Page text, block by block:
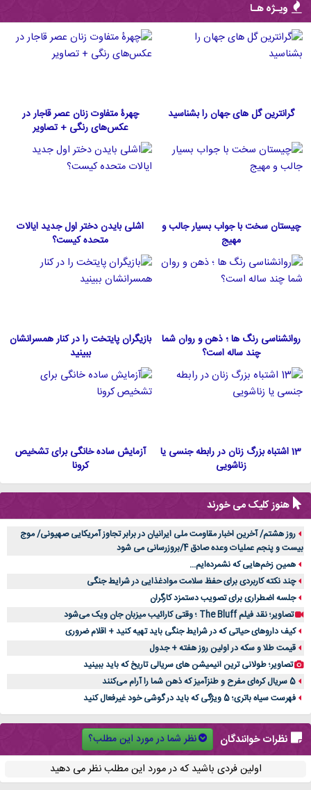
ویـژه هـا
گرانترین گل های جهان را بشناسید
چهرۀ متفاوت زنان عصر قاجار در
عکس‌های رنگی + تصاویر
چیستان سخت با جواب بسیار جالب و
مهیج
اشلی بایدن دختر اول جدید ایالات
متحده كيست؟
روانشناسی رنگ ها ؛ ذهن و روان شما
چند ساله است؟
بازیگران پایتخت را در کنار همسرانشان
ببینید
13 اشتباه بزرگ زنان در رابطه جنسی یا
زناشویی
آزمایش ساده خانگی برای تشخیص
کرونا
هنوز کلیک می خورند
روز هشتم/ آخرین اخبار مقاومت ملی ایرانیان در برابر تجاوز آمریکایی صهیونی/ موج
بیست و پنجم عملیات وعده صادق 4/بروزرسانی می شود
همین زخم‌هایی که نشمرده‌ایم...
چند نکته کاربردی برای حفظ سلامت موادغذایی در شرایط جنگی
جلسه اضطراری برای تصویب دستمزد کارگران
تصاویر؛ نقد فیلم The Bluff ؛ وقتی کارائیب میزبان جان ویک می‌شود
کیف داروهای حیاتی که در شرایط جنگی باید تهیه کنید + اقلام ضروری
قیمت طلا و سکه در اولین روز هفته + جدول
تصاویر؛ طولانی ترین انیمیشن های سریالی تاریخ که باید ببینید
5 سریال کره‌ای مفرح و طنزآمیز که ذهن شما را آرام می‌کنند
فهرست سیاه باتری؛ 5 ویژگی که باید در گوشی خود غیرفعال کنید
نظرات خوانندگان
نظر شما در مورد این مطلب؟
اولین فردی باشید که در مورد این مطلب نظر می دهید